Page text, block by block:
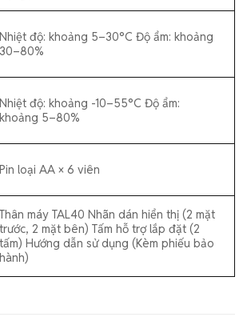
Nhiệt độ: khoảng 5–30°C Độ ẩm: khoảng
30–80%
Nhiệt độ: khoảng -10–55°C Độ ẩm:
khoảng 5–80%
Pin loại AA × 6 viên
Thân máy TAL40 Nhãn dán hiển thị (2 mặt
trước, 2 mặt bên) Tấm hỗ trợ lắp đặt (2
tấm) Hướng dẫn sử dụng (Kèm phiếu bảo
hành)